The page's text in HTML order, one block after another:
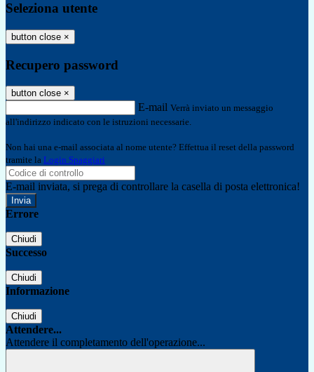
Seleziona utente
button close ×
Recupero password
button close ×
E-mail Verrà inviato un messaggio
all'indirizzo indicato con le istruzioni necessarie.
Non hai una e-mail associata al nome utente? Effettua il reset della password
tramite la Login Spaggiari
E-mail inviata, si prega di controllare la casella di posta elettronica!
Errore
Chiudi
Successo
Chiudi
Informazione
Chiudi
Attendere...
Attendere il completamento dell'operazione...